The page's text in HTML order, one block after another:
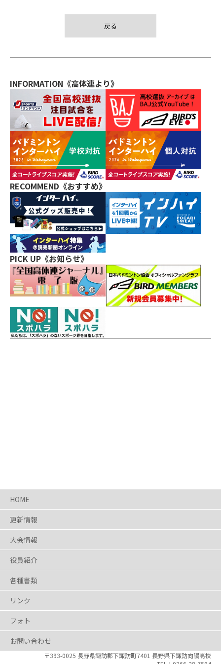
戻る
INFORMATION《高体連より》
RECOMMEND《おすすめ》
PICK UP《お知らせ》
HOME
更新情報
大会情報
役員紹介
各種書類
リンク
フォト
お問い合わせ
〒393-0025 長野県諏訪郡下諏訪町7401 長野県下諏訪向陽高校